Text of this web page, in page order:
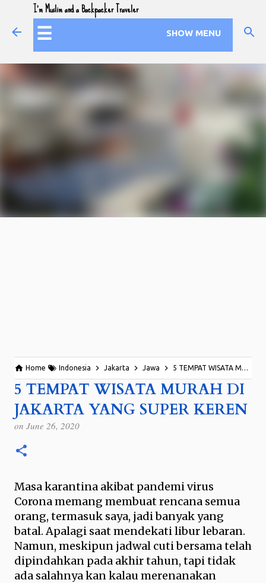
Skip to main content
I'm Muslim and a Backpacker Traveler
☰ SHOW MENU
Home Indonesia Jakarta Jawa 5 TEMPAT WISATA MURAH DI JAKARTA YANG SUPER KEREN
5 TEMPAT WISATA MURAH DI
JAKARTA YANG SUPER KEREN
on June 26, 2020
Masa karantina akibat pandemi virus
Corona memang membuat rencana semua
orang, termasuk saya, jadi banyak yang
batal. Apalagi saat mendekati libur lebaran.
Namun, meskipun jadwal cuti bersama telah
dipindahkan pada akhir tahun, tapi tidak
ada salahnya kan kalau merenanakan